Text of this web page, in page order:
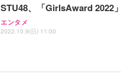
STU48、「GirlsAward 2022
エンタメ
2022.10.9(日) 11:00